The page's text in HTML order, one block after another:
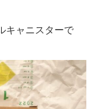
キャニスターで